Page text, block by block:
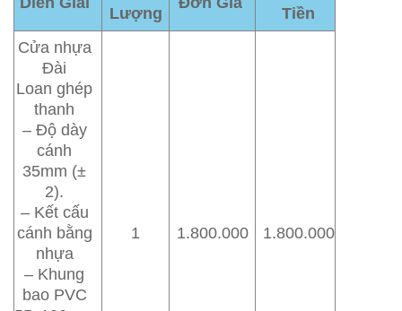
Lượng
Tiền
Cửa nhựa
Đài
Loan ghép
thanh
– Độ dày
cánh
35mm (±
2).
– Kết cấu
cánh bằng
nhựa
– Khung
bao PVC
1 1.800.000 1.800.000